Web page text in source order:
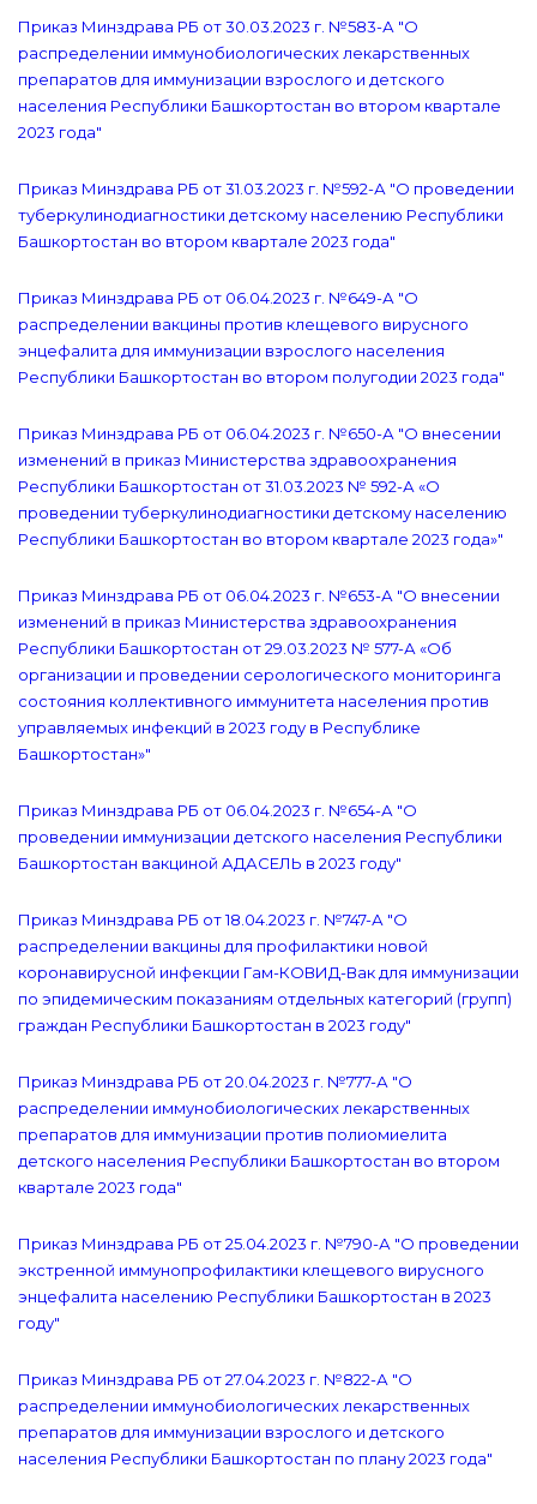
Приказ Минздрава РБ от 30.03.2023 г. №583-А "О
распределении иммунобиологических лекарственных
препаратов для иммунизации взрослого и детского
населения Республики Башкортостан во втором квартале
2023 года"
Приказ Минздрава РБ от 31.03.2023 г. №592-А "О проведении
туберкулинодиагностики детскому населению Республики
Башкортостан во втором квартале 2023 года"
Приказ Минздрава РБ от 06.04.2023 г. №649-А "О
распределении вакцины против клещевого вирусного
энцефалита для иммунизации взрослого населения
Республики Башкортостан во втором полугодии 2023 года"
Приказ Минздрава РБ от 06.04.2023 г. №650-А "О внесении
изменений в приказ Министерства здравоохранения
Республики Башкортостан от 31.03.2023 № 592-А «О
проведении туберкулинодиагностики детскому населению
Республики Башкортостан во втором квартале 2023 года»"
Приказ Минздрава РБ от 06.04.2023 г. №653-А "О внесении
изменений в приказ Министерства здравоохранения
Республики Башкортостан от 29.03.2023 № 577-А «Об
организации и проведении серологического мониторинга
состояния коллективного иммунитета населения против
управляемых инфекций в 2023 году в Республике
Башкортостан»"
Приказ Минздрава РБ от 06.04.2023 г. №654-А "О
проведении иммунизации детского населения Республики
Башкортостан вакциной АДАСЕЛЬ в 2023 году"
Приказ Минздрава РБ от 18.04.2023 г. №747-А "О
распределении вакцины для профилактики новой
коронавирусной инфекции Гам-КОВИД-Вак для иммунизации
по эпидемическим показаниям отдельных категорий (групп)
граждан Республики Башкортостан в 2023 году"
Приказ Минздрава РБ от 20.04.2023 г. №777-А "О
распределении иммунобиологических лекарственных
препаратов для иммунизации против полиомиелита
детского населения Республики Башкортостан во втором
квартале 2023 года"
Приказ Минздрава РБ от 25.04.2023 г. №790-А "О проведении
экстренной иммунопрофилактики клещевого вирусного
энцефалита населению Республики Башкортостан в 2023
году"
Приказ Минздрава РБ от 27.04.2023 г. №822-А "О
распределении иммунобиологических лекарственных
препаратов для иммунизации взрослого и детского
населения Республики Башкортостан по плану 2023 года"